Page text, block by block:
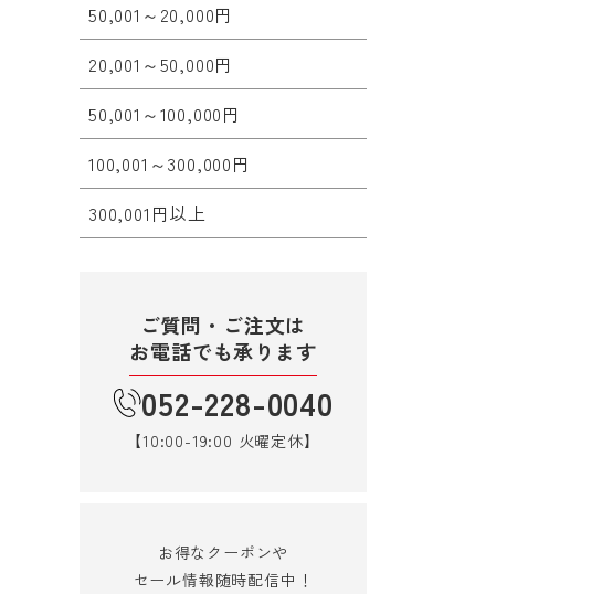
50,001～20,000円
20,001～50,000円
50,001～100,000円
100,001～300,000円
300,001円以上
ご質問・ご注文は
お電話でも承ります
052-228-0040
【10:00-19:00 火曜定休】
お得なクーポンや
セール情報随時配信中！